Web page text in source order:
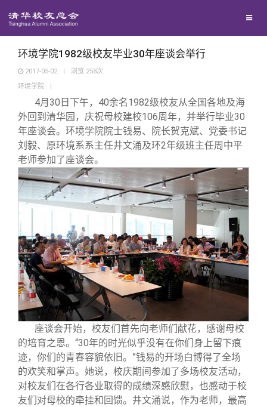
地区联络
院系校友工作
兴趣群体
西南联大校友会
回馈母校
捐赠新闻
捐赠方法
义工计划
《清华校友通讯》
我要订阅
新媒体平台
百年清华
清华故事
青春风采
校友文苑
校友讲坛
校友视界
校友服务
终身学习
信息化服务
三创大赛
实用信息
校友总会
总会简介
会长致辞
总会章程
理事会名单
制度法规
关闭
环境学院1982级校友毕业30年座谈会举行
2017-05-02 | 浏览 258次
环境学院
|
4月30日下午，40余名1982级校友从全国各地及海
外回到清华园，庆祝母校建校106周年，并举行毕业30
年座谈会。环境学院院士钱易、院长贺克斌、党委书记
刘毅、原环境系系主任井文涌及环2年级班主任周中平
老师参加了座谈会。
座谈会开始，校友们首先向老师们献花，感谢母校
的培育之恩。“30年的时光似乎没有在你们身上留下痕
迹，你们的青春容貌依旧。”钱易的开场白博得了全场
的欢笑和掌声。她说，校庆期间参加了多场校友活动，
对校友们在各行各业取得的成绩深感欣慰，也感动于校
友们对母校的牵挂和回馈。井文涌说，作为老师，最高